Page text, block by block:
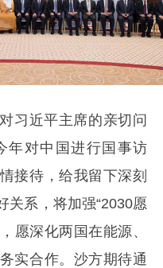
习近平主席的亲切问
年对中国进行国事访
接待，给我留下深刻
关系，将加强“2030愿
愿深化两国在能源、
实合作。沙方期待通